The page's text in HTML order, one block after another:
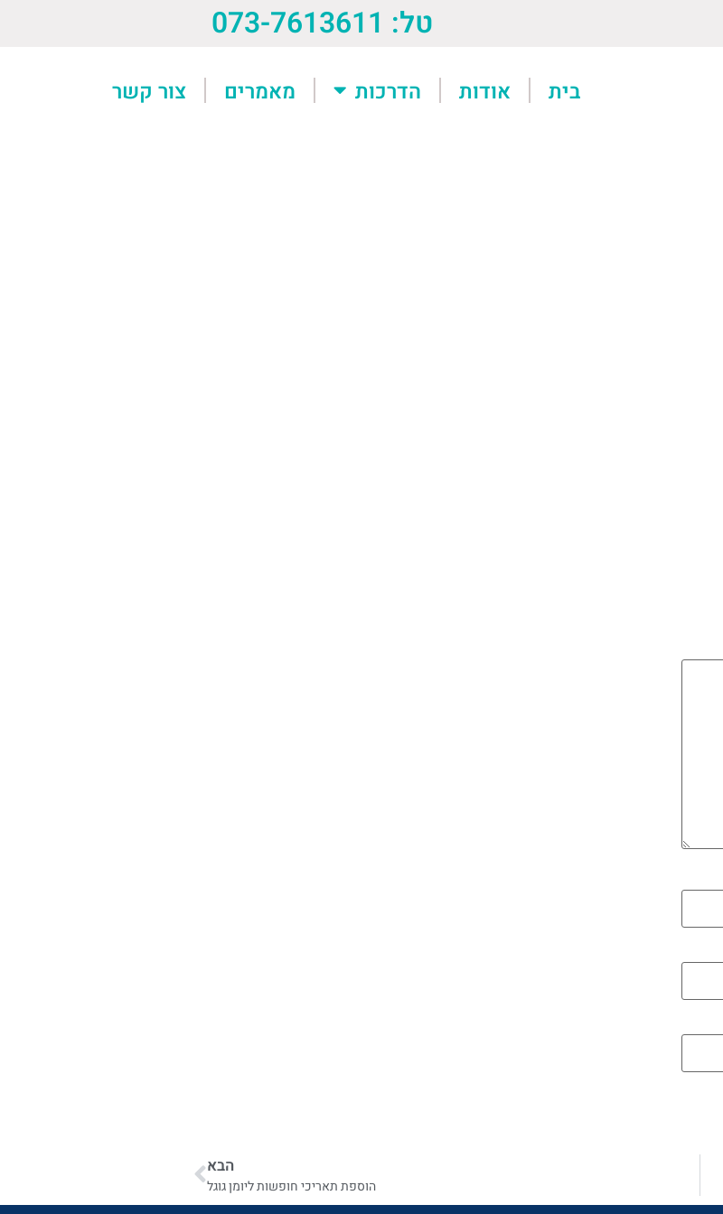
טל: 073-7613611
בית אודות הדרכות מאמרים צור קשר
הבא
הוספת תאריכי חופשות ליומן גוגל